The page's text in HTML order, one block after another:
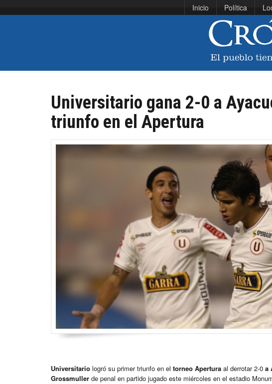
Inicio Política
Universitario gana 2-0 a
triunfo en el Apertura
Universitario logró su primer triunfo en el torneo Apertura al derrotar 2-0 a
Grossmuller de penal en partido jugado este miércoles en el estadio